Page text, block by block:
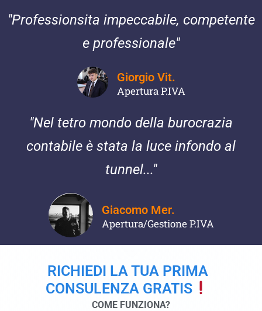
"Professionsita impeccabile, competente
e professionale"
Giorgio Vit.
Apertura P.IVA
"Nel tetro mondo della burocrazia
contabile è stata la luce infondo al
tunnel..."
Giacomo Mer.
Apertura/Gestione P.IVA
RICHIEDI LA TUA PRIMA
CONSULENZA GRATIS
COME FUNZIONA?